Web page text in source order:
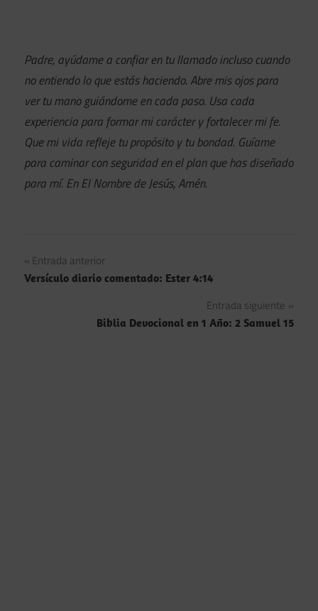
Padre, ayúdame a confiar en tu llamado incluso cuando
no entiendo lo que estás haciendo. Abre mis ojos para
ver tu mano guiándome en cada paso. Usa cada
experiencia para formar mi carácter y fortalecer mi fe.
Que mi vida refleje tu propósito y tu bondad. Guíame
para caminar con seguridad en el plan que has diseñado
para mí. En El Nombre de Jesús, Amén.
Navegación
de
entradas
Entrada anterior
Versículo diario comentado: Ester 4:14
Entrada siguiente
Biblia Devocional en 1 Año: 2 Samuel 15